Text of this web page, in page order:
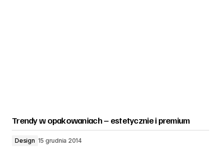
Trendy w opakowaniach – estetycznie i premium
Design 15 grudnia 2014